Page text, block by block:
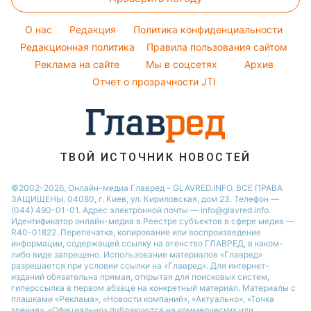
Елена Зеленская
Ани Лорак
Кейт Миддлтон
Алла Пугачева
Легкие десерты
Напитки
Уборка
Авто
Тарифы
Курс валют
O нас Редакция
Политика конфиденциальности
Редакционная политика
Правила пользования сайтом
Реклама на сайте
Мы в соцсетях
Архив
Отчет о прозрачности JTI
ТВОЙ ИСТОЧНИК НОВОСТЕЙ
©2002-2026, Онлайн-медиа Главред - GLAVRED.INFO. ВСЕ ПРАВА
ЗАЩИЩЕНЫ. 04080, г. Киев, ул. Кириловская, дом 23. Телефон —
(044) 490-01-01. Адрес электронной почты — info@glavred.info.
Идентификатор онлайн-медиа в Реестре cубъектов в сфере медиа —
R40-01822. Перепечатка, копирование или воспроизведение
информации, содержащей ссылку на агенство ГЛАВРЕД, в каком-
либо виде запрещено. Использование материалов «Главред»
разрешается при условии ссылки на «Главред». Для интернет-
изданий обязательна прямая, открытая для поисковых систем,
гиперссылка в первом абзаце на конкретный материал. Материалы с
плашками «Реклама», «Новости компаний», «Актуально», «Точка